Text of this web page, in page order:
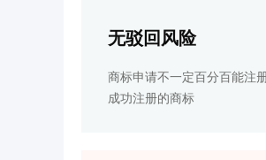
无驳回风险
商标申请不一定百分百能注
成功注册的商标